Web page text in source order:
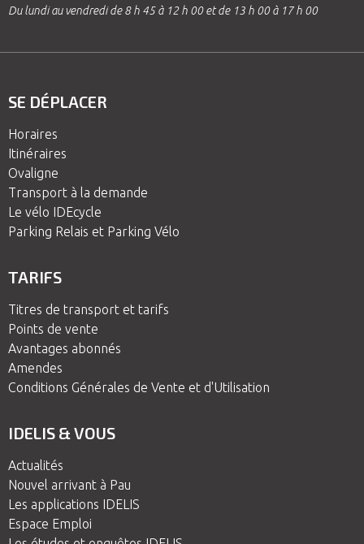
Du lundi au vendredi de 8 h 45 à 12 h 00 et de 13 h 00 à 17 h 00
SE DÉPLACER
Horaires
Itinéraires
Ovaligne
Transport à la demande
Le vélo IDEcycle
Parking Relais et Parking Vélo
TARIFS
Titres de transport et tarifs
Points de vente
Avantages abonnés
Amendes
Conditions Générales de Vente et d'Utilisation
IDELIS & VOUS
Actualités
Nouvel arrivant à Pau
Les applications IDELIS
Espace Emploi